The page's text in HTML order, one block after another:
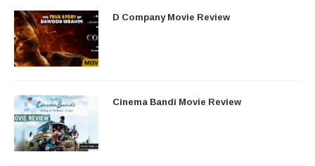
D Company Movie Review
Cinema Bandi Movie Review